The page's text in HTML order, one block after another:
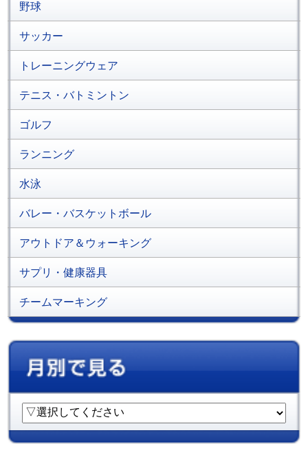
野球
サッカー
トレーニングウェア
テニス・バトミントン
ゴルフ
ランニング
水泳
バレー・バスケットボール
アウトドア＆ウォーキング
サプリ・健康器具
チームマーキング